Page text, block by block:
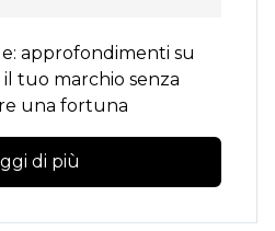
approfondimenti su
tuo marchio senza
una fortuna
di più